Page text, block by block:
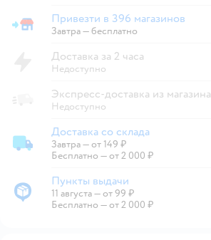
Привезти в магазин
Привезти в 396 магазинов
Завтра—бесплатно
Доставка за 2 часа
Недоступно
Экспресс-доставка из магазина
Недоступно
Доставка со склада
Доставка со склада
Завтра—от 149 ₽
Бесплатно — от 2 000 ₽
Пункты выдачи
Пункты выдачи
11 августа—от 99 ₽
Бесплатно — от 2 000 ₽